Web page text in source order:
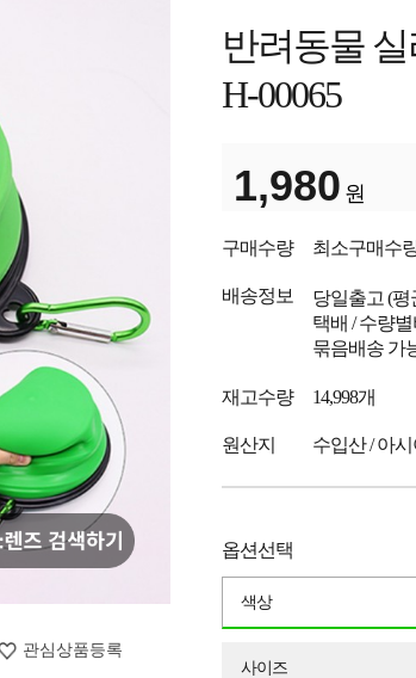
관심상품등록
반려동물
H-00065
1,980 원
구매수량 최소구매수
배송정보 당일출고 (평
택배 / 수량
묶음배송 가
재고수량 14,998개
원산지 수입산 / 아
옵션선택
색상
사이즈